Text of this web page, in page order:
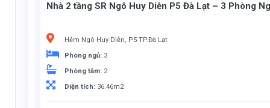
Nhà 2 tầng SR Ngô Huy Diễn P5 Đà Lạt – 3 Phòng
Hẻm Ngô Huy Diễn, P5 TP.Đà Lạt
Phòng ngủ: 3
Phòng tắm: 2
Diện tích: 36.46m2